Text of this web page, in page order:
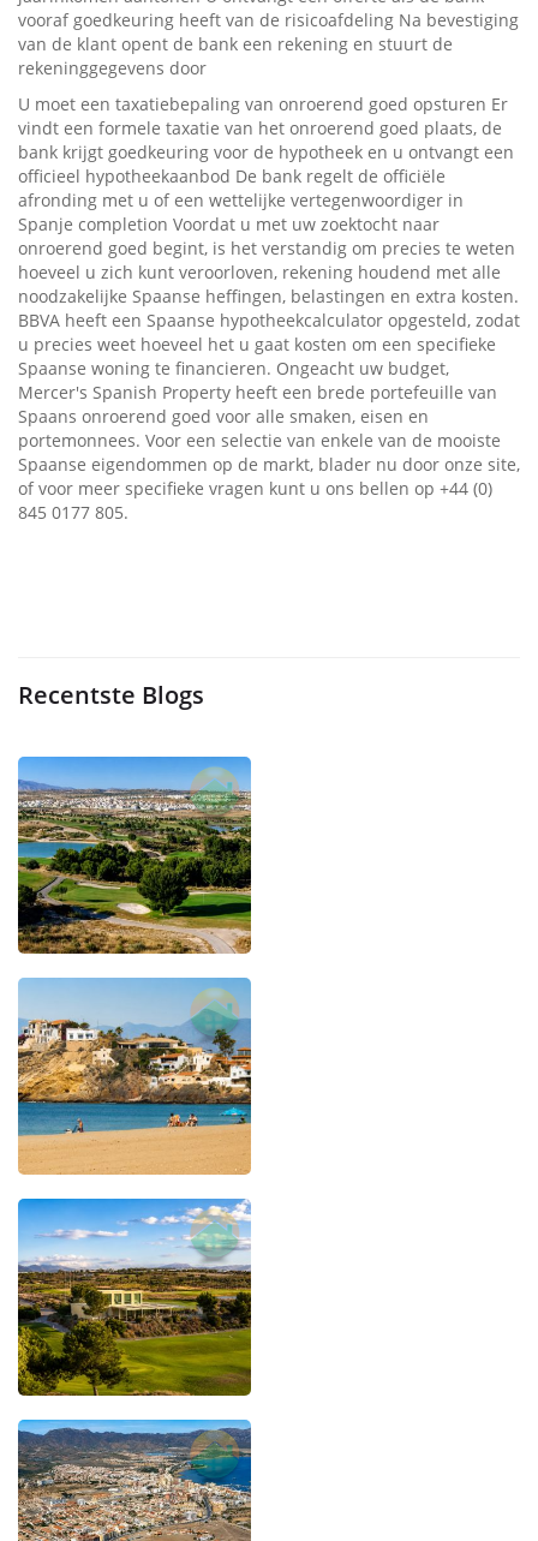
vooraf goedkeuring heeft van de risicoafdeling Na bevestiging
van de klant opent de bank een rekening en stuurt de
rekeninggegevens door
U moet een taxatiebepaling van onroerend goed opsturen Er
vindt een formele taxatie van het onroerend goed plaats, de
bank krijgt goedkeuring voor de hypotheek en u ontvangt een
officieel hypotheekaanbod De bank regelt de officiële
afronding met u of een wettelijke vertegenwoordiger in
Spanje completion Voordat u met uw zoektocht naar
onroerend goed begint, is het verstandig om precies te weten
hoeveel u zich kunt veroorloven, rekening houdend met alle
noodzakelijke Spaanse heffingen, belastingen en extra kosten.
BBVA heeft een Spaanse hypotheekcalculator opgesteld, zodat
u precies weet hoeveel het u gaat kosten om een ​​specifieke
Spaanse woning te financieren. Ongeacht uw budget,
Mercer's Spanish Property heeft een brede portefeuille van
Spaans onroerend goed voor alle smaken, eisen en
portemonnees. Voor een selectie van enkele van de mooiste
Spaanse eigendommen op de markt, blader nu door onze site,
of voor meer specifieke vragen kunt u ons bellen op +44 (0)
845 0177 805.
Recentste Blogs